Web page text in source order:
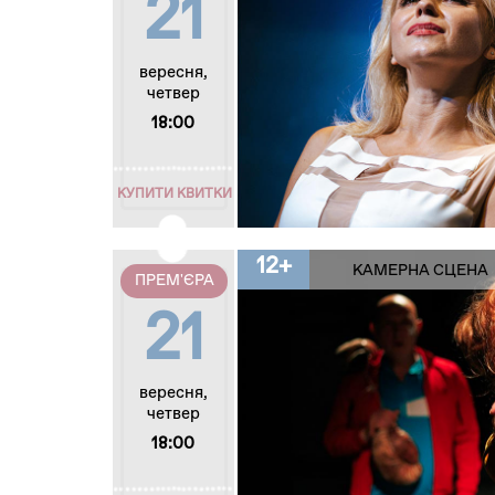
21
вересня,
четвер
18:00
КУПИТИ КВИТКИ
21
вересня,
четвер
18:00
ПРЕМ'ЄРА
12+ КАМЕРНА СЦЕНА